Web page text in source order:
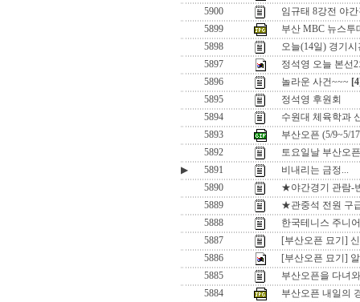
5900
임규태 8강전 야
5899
부산 MBC 뉴스투
5898
오늘(14일) 경기
5897
정석영 오늘 본선
5896
놀라운 사건~~~
5895
정석영 후원회
5894
수원대 체육학과
5893
부산오픈 (5/9~5/
5892
토요일날 부산오
▶
5891
비내리는 금정...
5890
★야간경기 관람-
5889
★관중석 전원 구
5888
한국테니스 주니
5887
[부산오픈 묘기]
5886
[부산오픈 묘기]
5885
부산오픈을 다녀
5884
부산오픈 내일의